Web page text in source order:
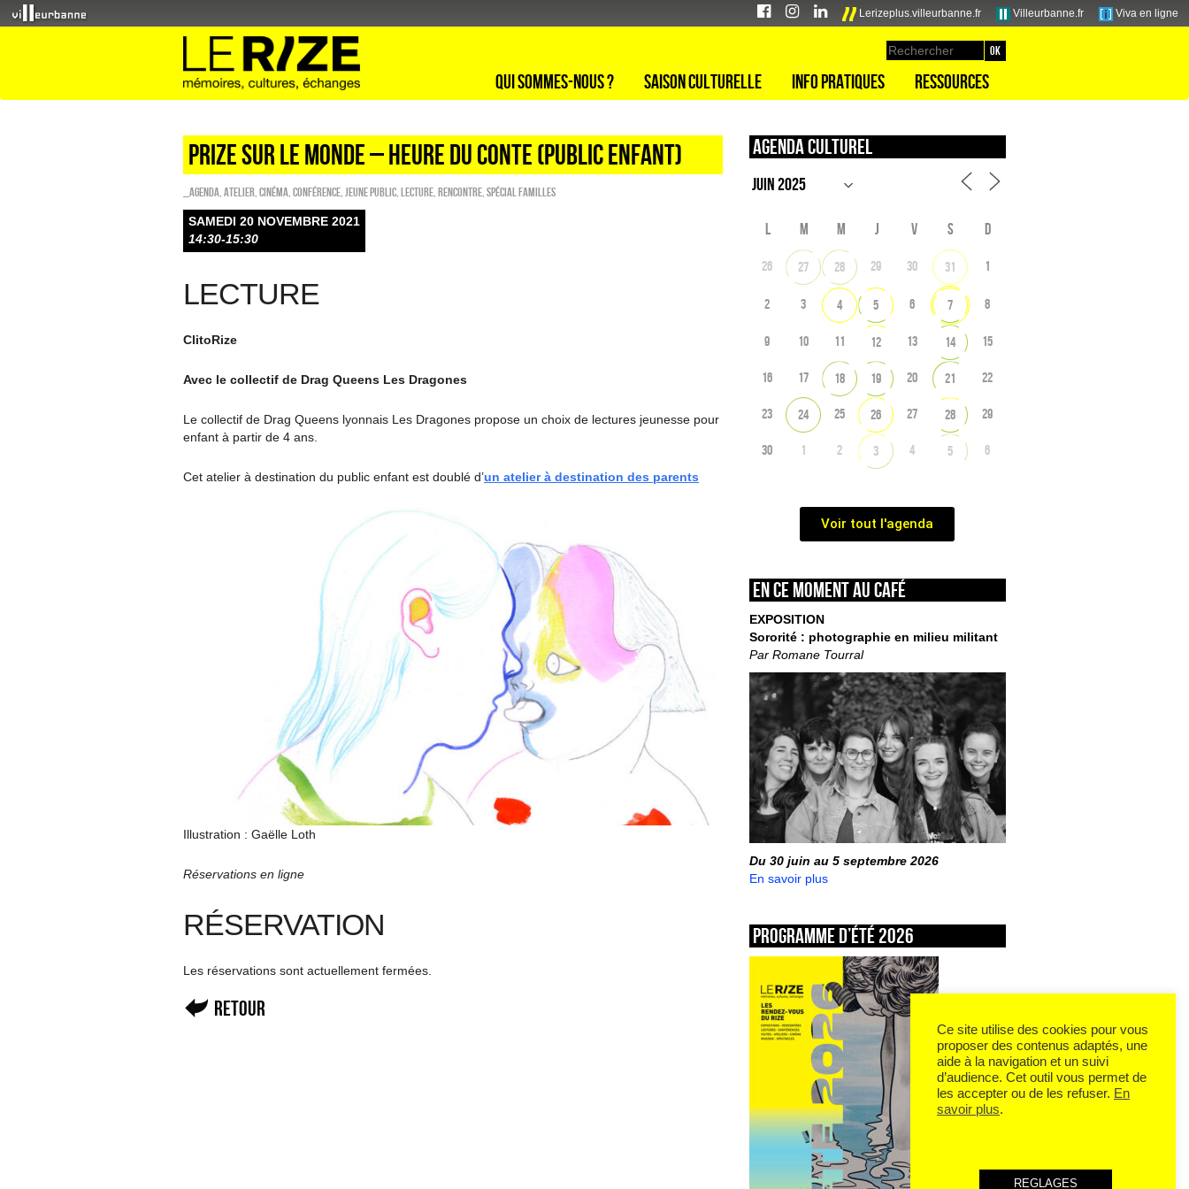
Lerizeplus.villeurbanne.fr Villeurbanne.fr Viva en ligne
Qui sommes-nous ? Saison culturelle Info pratiques Ressources
PRIZE SUR LE MONDE – Heure du conte (Public enfant)
_Agenda Atelier Cinéma Conférence Jeune public Lecture Rencontre Spécial familles
SAMEDI 20 NOVEMBRE 2021
14:30-15:30
LECTURE
ClitoRize
Avec le collectif de Drag Queens Les Dragones
Le collectif de Drag Queens lyonnais Les Dragones propose un choix de lectures jeunesse pour
enfant à partir de 4 ans.
Cet atelier à destination du public enfant est doublé d’un atelier à destination des parents
Illustration : Gaëlle Loth
Réservations en ligne
RÉSERVATION
Les réservations sont actuellement fermées.
Retour
Agenda culturel
L M M J V S D
26 27 28 29 30 31 1
2 3 4 5 6 7 8
9 10 11 12 13 14 15
16 17 18 19 20 21 22
23 24 25 26 27 28 29
30 1 2 3 4 5 6
Voir tout l'agenda
En ce moment au café
EXPOSITION
Sororité : photographie en milieu militant
Par Romane Tourral
Du 30 juin au 5 septembre 2026
En savoir plus
Programme d’été 2026
Ce site utilise des cookies pour vous
proposer des contenus adaptés, une
aide à la navigation et un suivi
d’audience. Cet outil vous permet de
les accepter ou de les refuser. En
savoir plus.
REGLAGES